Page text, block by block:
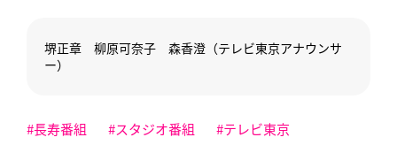
堺正章 柳原可奈子 森香澄（テレビ東京アナウンサ
ー）
#長寿番組 #スタジオ番組
#テレビ東京